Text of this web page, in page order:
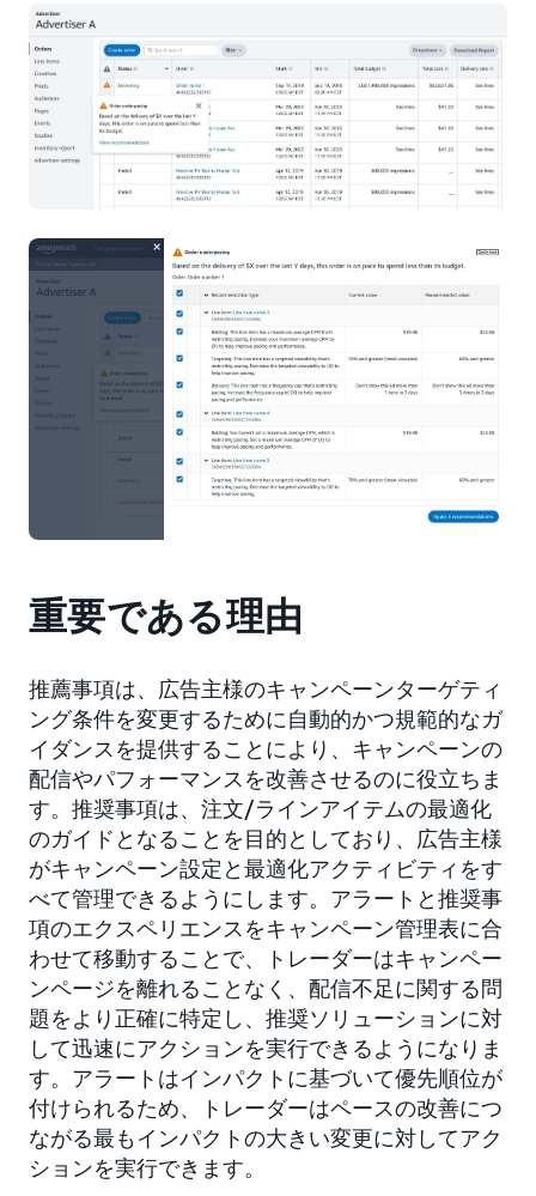
重要である理由
推薦事項は、広告主様のキャンペーンターゲティ
ング条件を変更するために自動的かつ規範的なガ
イダンスを提供することにより、キャンペーンの
配信やパフォーマンスを改善させるのに役立ちま
す。推奨事項は、注文/ラインアイテムの最適化
のガイドとなることを目的としており、広告主様
がキャンペーン設定と最適化アクティビティをす
べて管理できるようにします。アラートと推奨事
項のエクスペリエンスをキャンペーン管理表に合
わせて移動することで、トレーダーはキャンペー
ンページを離れることなく、配信不足に関する問
題をより正確に特定し、推奨ソリューションに対
して迅速にアクションを実行できるようになりま
す。アラートはインパクトに基づいて優先順位が
付けられるため、トレーダーはペースの改善につ
ながる最もインパクトの大きい変更に対してアク
ションを実行できます。